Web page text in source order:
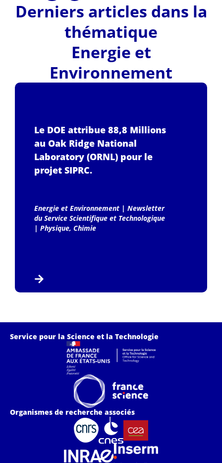
Derniers articles dans la
thématique
Energie et
Environnement
Le DOE attribue 88,8 Millions
au Oak Ridge National
Laboratory (ORNL) pour le
projet SIPRC.
Energie et Environnement| Newsletter
du Service Scientifique et Technologique
| Physique, Chimie
Service pour la Science et la Technologie
Organismes de recherche associés